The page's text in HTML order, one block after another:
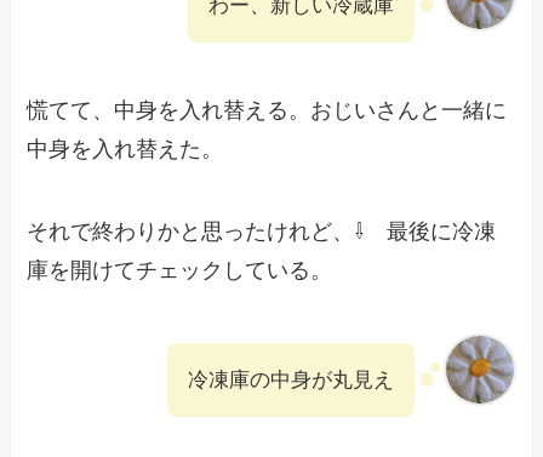
わー、新しい冷蔵庫
慌てて、中身を入れ替える。おじいさんと一緒に
中身を入れ替えた。
それで終わりかと思ったけれど、⇩ 最後に冷凍
庫を開けてチェックしている。
冷凍庫の中身が丸見え